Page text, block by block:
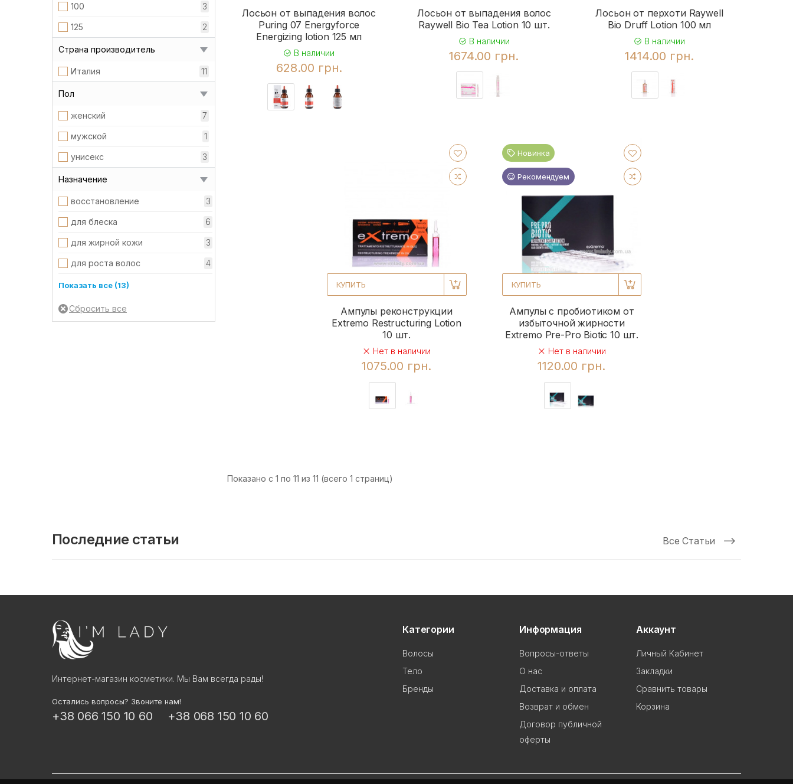
100 3
125 2
Страна производитель
Италия 11
Пол
женский 7
мужской 1
унисекс 3
Назначение
восстановление 3
для блеска 6
для жирной кожи 3
для роста волос 4
защита от пересыхания
защита при окрашивании
от выпадения 6
Показать все (13)
Лосьон от выпадения волос
Puring 07 Energyforce
Energizing lotion 125 мл
В наличии
628.00 грн.
Лосьон от выпадения волос
Raywell Bio Tea Lotion 10 шт.
В наличии
1674.00 грн.
Лосьон от перхоти Raywell
Bio Druff Lotion 100 мл
В наличии
1414.00 грн.
КУПИТЬ
Ампулы реконструкции
Extremo Restructuring Lotion
10 шт.
Нет в наличии
1075.00 грн.
Новинка
Рекомендуем
КУПИТЬ
Ампулы с пробиотиком от
избыточной жирности
Extremo Pre-Pro Biotic 10 шт.
Нет в наличии
1120.00 грн.
Показано с 1 по 11 из 11 (всего 1 страниц)
Последние статьи Все Статьи
Интернет-магазин косметики. Мы Вам всегда рады!
Остались вопросы? Звоните нам!
+38 066 150 10 60 +38 068 150 10 60
Категории
Волосы
Тело
Бренды
Информация
Вопросы-ответы
О нас
Доставка и оплата
Возврат и обмен
Договор публичной
оферты
Аккаунт
Личный Кабинет
Закладки
Сравнить товары
Корзина